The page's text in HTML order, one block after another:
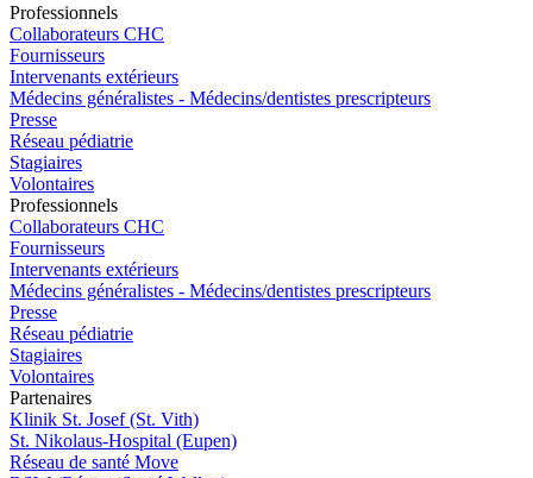
Professionnels
Collaborateurs CHC
Fournisseurs
Intervenants extérieurs
Médecins généralistes - Médecins/dentistes prescripteurs
Presse
Réseau pédiatrie
Stagiaires
Volontaires
Professionnels
Collaborateurs CHC
Fournisseurs
Intervenants extérieurs
Médecins généralistes - Médecins/dentistes prescripteurs
Presse
Réseau pédiatrie
Stagiaires
Volontaires
Partenaires
Klinik St. Josef (St. Vith)
St. Nikolaus-Hospital (Eupen)
Réseau de santé Move